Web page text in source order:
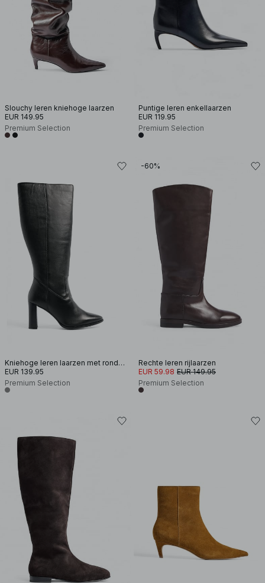
Slouchy leren kniehoge laarzen
EUR 149.95
Premium Selection
Puntige leren enkellaarzen
EUR 119.95
Premium Selection
Kniehoge leren laarzen met ronde neus
EUR 139.95
Premium Selection
-60%
Rechte leren rijlaarzen
EUR 59.98 EUR 149.95
Premium Selection